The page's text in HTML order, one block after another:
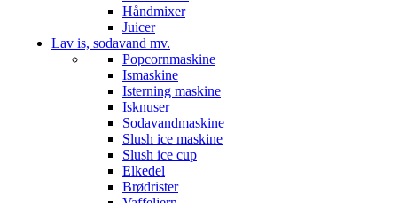
Håndmixer
Juicer
Lav is, sodavand mv.
Popcornmaskine
Ismaskine
Isterning maskine
Isknuser
Sodavandmaskine
Slush ice maskine
Slush ice cup
Elkedel
Brødrister